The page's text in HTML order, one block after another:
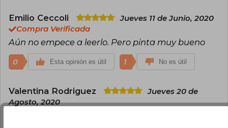
Emilio Ceccoli
Jueves 11 de Junio, 2020
Compra Verificada
Aún no empece a leerlo. Pero pinta muy bueno
0 Esta opinión es útil 1 No es útil
Valentina Rodriguez
Jueves 20 de
Agosto, 2020